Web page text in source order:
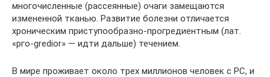
многочисленные (рассеянные) очаги замещаются
измененной тканью. Развитие болезни отличается
хроническим приступообразно-прогредиентным (лат.
«рго-gredior» — идти дальше) течением.
В мире проживает около трех миллионов человек с РС, и